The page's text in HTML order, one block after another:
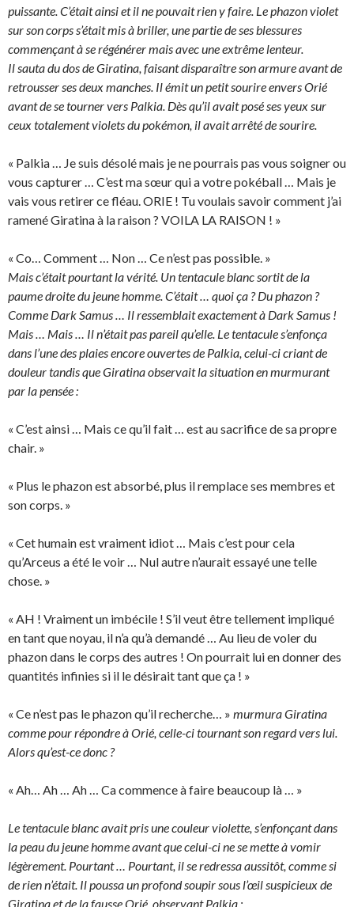
puissante. C’était ainsi et il ne pouvait rien y faire. Le phazon violet
sur son corps s’était mis à briller, une partie de ses blessures
commençant à se régénérer mais avec une extrême lenteur.
Il sauta du dos de Giratina, faisant disparaître son armure avant de
retrousser ses deux manches. Il émit un petit sourire envers Orié
avant de se tourner vers Palkia. Dès qu’il avait posé ses yeux sur
ceux totalement violets du pokémon, il avait arrêté de sourire.
« Palkia … Je suis désolé mais je ne pourrais pas vous soigner ou
vous capturer … C’est ma sœur qui a votre pokéball … Mais je
vais vous retirer ce fléau. ORIE ! Tu voulais savoir comment j’ai
ramené Giratina à la raison ? VOILA LA RAISON ! »
« Co… Comment … Non … Ce n’est pas possible. »
Mais c’était pourtant la vérité. Un tentacule blanc sortit de la
paume droite du jeune homme. C’était … quoi ça ? Du phazon ?
Comme Dark Samus … Il ressemblait exactement à Dark Samus !
Mais … Mais … Il n’était pas pareil qu’elle. Le tentacule s’enfonça
dans l’une des plaies encore ouvertes de Palkia, celui-ci criant de
douleur tandis que Giratina observait la situation en murmurant
par la pensée :
« C’est ainsi … Mais ce qu’il fait … est au sacrifice de sa propre
chair. »
« Plus le phazon est absorbé, plus il remplace ses membres et
son corps. »
« Cet humain est vraiment idiot … Mais c’est pour cela
qu’Arceus a été le voir … Nul autre n’aurait essayé une telle
chose. »
« AH ! Vraiment un imbécile ! S’il veut être tellement impliqué
en tant que noyau, il n’a qu’à demandé … Au lieu de voler du
phazon dans le corps des autres ! On pourrait lui en donner des
quantités infinies si il le désirait tant que ça ! »
« Ce n’est pas le phazon qu’il recherche… » murmura Giratina
comme pour répondre à Orié, celle-ci tournant son regard vers lui.
Alors qu’est-ce donc ?
« Ah… Ah … Ah … Ca commence à faire beaucoup là … »
Le tentacule blanc avait pris une couleur violette, s’enfonçant dans
la peau du jeune homme avant que celui-ci ne se mette à vomir
légèrement. Pourtant … Pourtant, il se redressa aussitôt, comme si
de rien n’était. Il poussa un profond soupir sous l’œil suspicieux de
Giratina et de la fausse Orié, observant Palkia :